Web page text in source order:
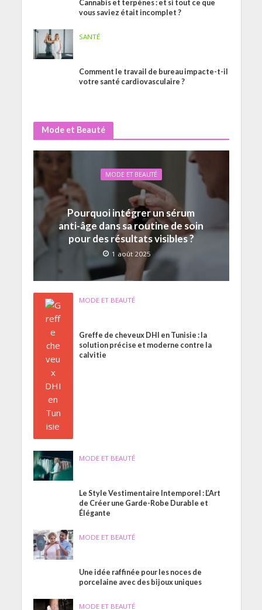
Cannabis et terpènes : et si tout ce que
vous saviez était incomplet ?
SANTÉ
Comment le travail de bureau impacte-t-il
votre santé cardiovasculaire ?
Mode et Beauté
MODE ET BEAUTÉ
Pourquoi intégrer un sérum
anti-âge dans sa routine de soin
pour des résultats visibles ?
1 août 2025
MODE ET BEAUTÉ
Greffe de cheveux DHI en Tunisie : la
solution précise et moderne contre la
calvitie
MODE ET BEAUTÉ
Le Style Vestimentaire Intemporel : L’Art
de Créer une Garde-Robe Durable et
Élégante
MODE ET BEAUTÉ
Une idée raffinée pour les noces de
porcelaine avec des bijoux uniques
MODE ET BEAUTÉ